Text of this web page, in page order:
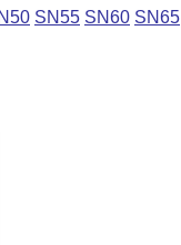
SN55 SN60 SN65